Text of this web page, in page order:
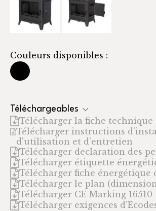
Couleurs disponibles :
Téléchargeables
Télécharger la fiche technique
Télécharger instructions
d'utilisation et d'entretien
Télécharger declaration des
Télécharger étiquette
Télécharger fiche énergétique
Télécharger le plan
Télécharger CE Marking 16510
Télécharger exigences